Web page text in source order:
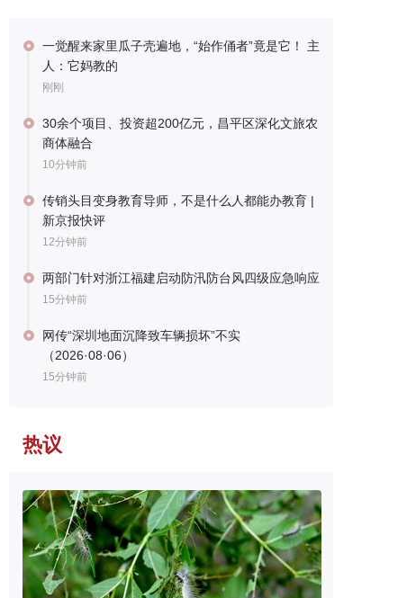
一觉醒来家里瓜子壳遍地，“始作俑者”竟是它！ 主
人：它妈教的
刚刚
30余个项目、投资超200亿元，昌平区深化文旅农
商体融合
10分钟前
传销头目变身教育导师，不是什么人都能办教育 |
新京报快评
12分钟前
两部门针对浙江福建启动防汛防台风四级应急响应
15分钟前
网传“深圳地面沉降致车辆损坏”不实
（2026·08·06）
15分钟前
热议